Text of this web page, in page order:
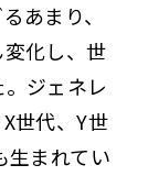
あまり、
化し、世
ジェネレ
世代、Y世
生まれてい